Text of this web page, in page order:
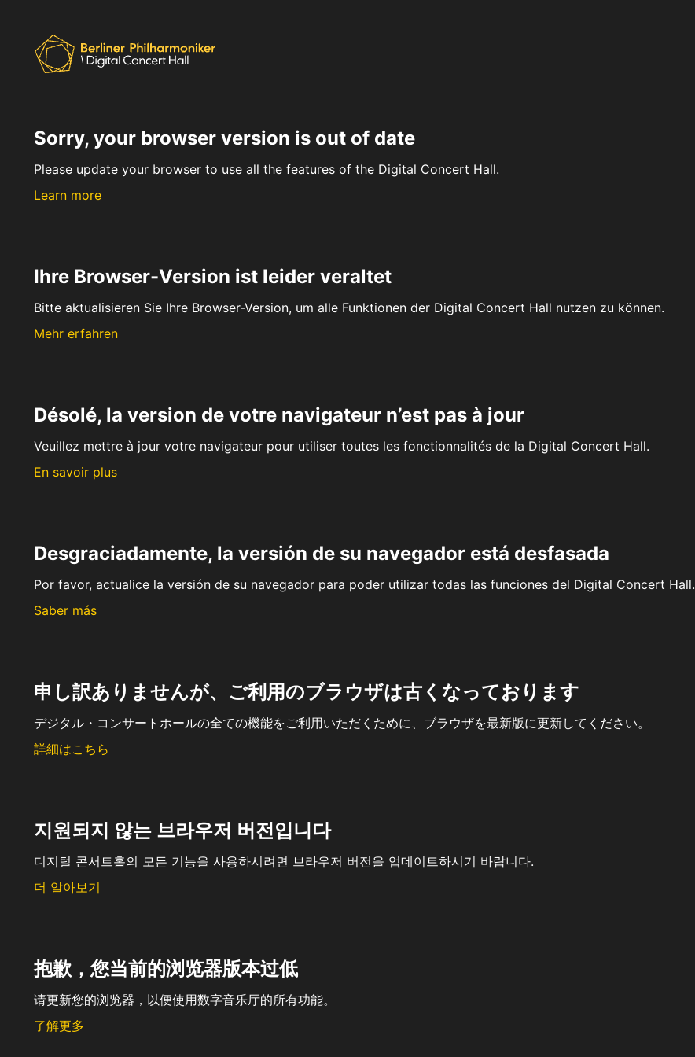
Sorry, your browser version is out of date
Please update your browser to use all the features of the Digital Concert Hall.
Learn more
Ihre Browser-Version ist leider veraltet
Bitte aktualisieren Sie Ihre Browser-Version, um alle Funktionen der Digital Concert Hall nutzen zu können.
Mehr erfahren
Désolé, la version de votre navigateur n’est pas à jour
Veuillez mettre à jour votre navigateur pour utiliser toutes les fonctionnalités de la Digital Concert Hall.
En savoir plus
Desgraciadamente, la versión de su navegador está desfasada
Por favor, actualice la versión de su navegador para poder utilizar todas las funciones del Digital Concert Hall.
Saber más
申し訳ありませんが、ご利用のブラウザは古くなっております
デジタル・コンサートホールの全ての機能をご利用いただくために、ブラウザを最新版に更新してください。
詳細はこちら
지원되지 않는 브라우저 버전입니다
디지털 콘서트홀의 모든 기능을 사용하시려면 브라우저 버전을 업데이트하시기 바랍니다.
더 알아보기
抱歉，您当前的浏览器版本过低
请更新您的浏览器，以便使用数字音乐厅的所有功能。
了解更多